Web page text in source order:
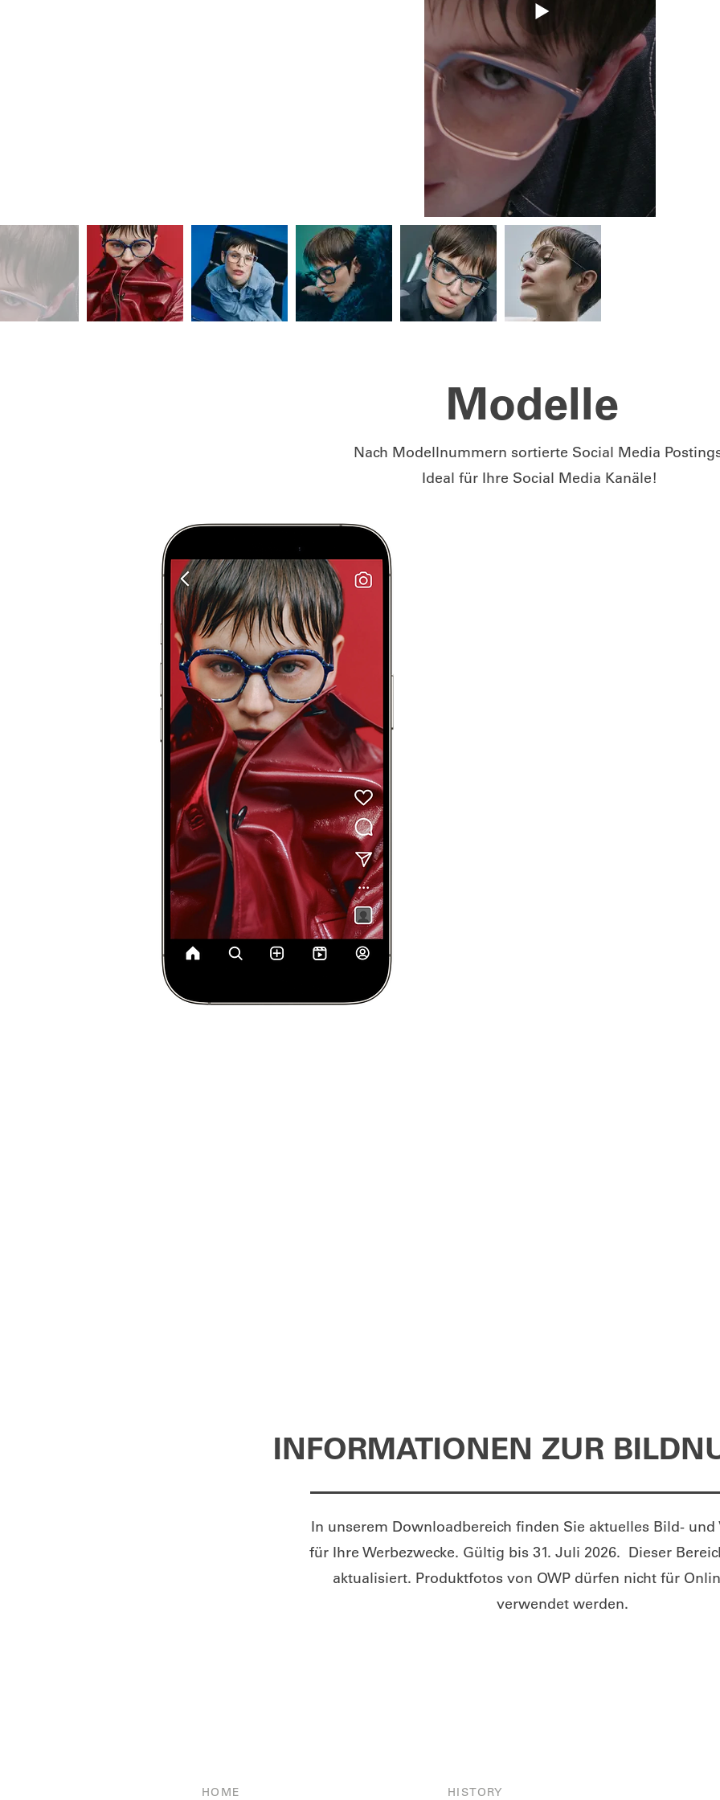
Modelle
Nach Modellnummern sortierte Social Media
Ideal für Ihre Social Media Kanäle!
INFORMATIONEN ZUR
In unserem Downloadbereich finden Sie aktuelles Bild-
für Ihre Werbezwecke. Gültig bis 31. Juli 2026. Dieser
aktualisiert. Produktfotos von OWP dürfen nicht für
verwendet werden.
HOME HISTORY